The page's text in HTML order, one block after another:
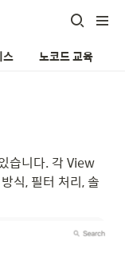
스 노코드 교육
습니다. 각 View
식, 필터 처리, 솔